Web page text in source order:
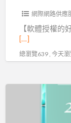
網際網路供應
【軟體授權的
[…]
總瀏覽639 , 今天